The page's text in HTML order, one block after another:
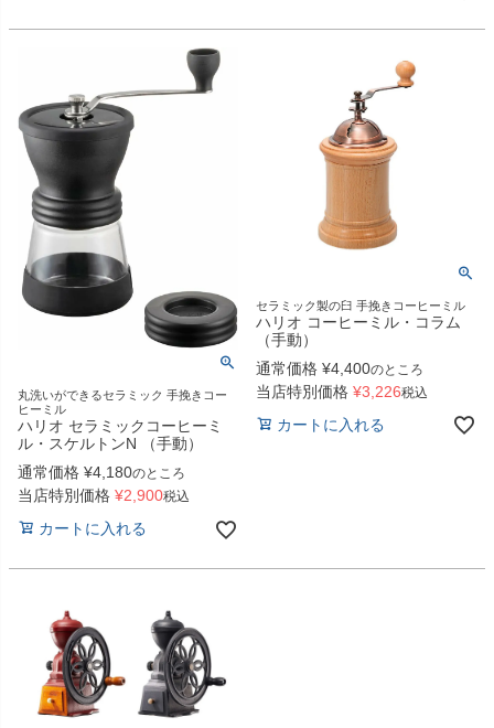
丸洗いができるセラミック 手挽きコー
ヒーミル
ハリオ セラミックコーヒーミ
ル・スケルトンN （手動）
通常価格 ¥4,180のところ
当店特別価格 ¥2,900税込
カートに入れる
セラミック製の臼 手挽きコーヒーミル
ハリオ コーヒーミル・コラム
（手動）
通常価格 ¥4,400のところ
当店特別価格 ¥3,226税込
カートに入れる